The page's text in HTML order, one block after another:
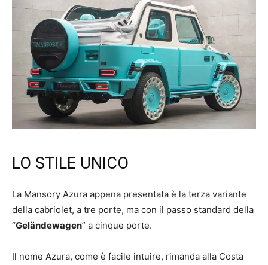
LO STILE UNICO
La Mansory Azura appena presentata è la terza variante
della cabriolet, a tre porte, ma con il passo standard della
“Geländewagen” a cinque porte.
Il nome Azura, come è facile intuire, rimanda alla Costa